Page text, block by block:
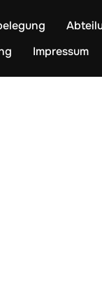
Impressum